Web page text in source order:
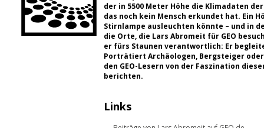
der in 5500 Meter Höhe die Klimadaten
das noch kein Mensch erkundet hat. Ein
Stirnlampe ausleuchten könnte – und in
die Orte, die Lars Abromeit für GEO
er fürs Staunen verantwortlich: Er
Porträtiert Archäologen, Bergsteiger
den GEO-Lesern von der Faszination
berichten.
Links